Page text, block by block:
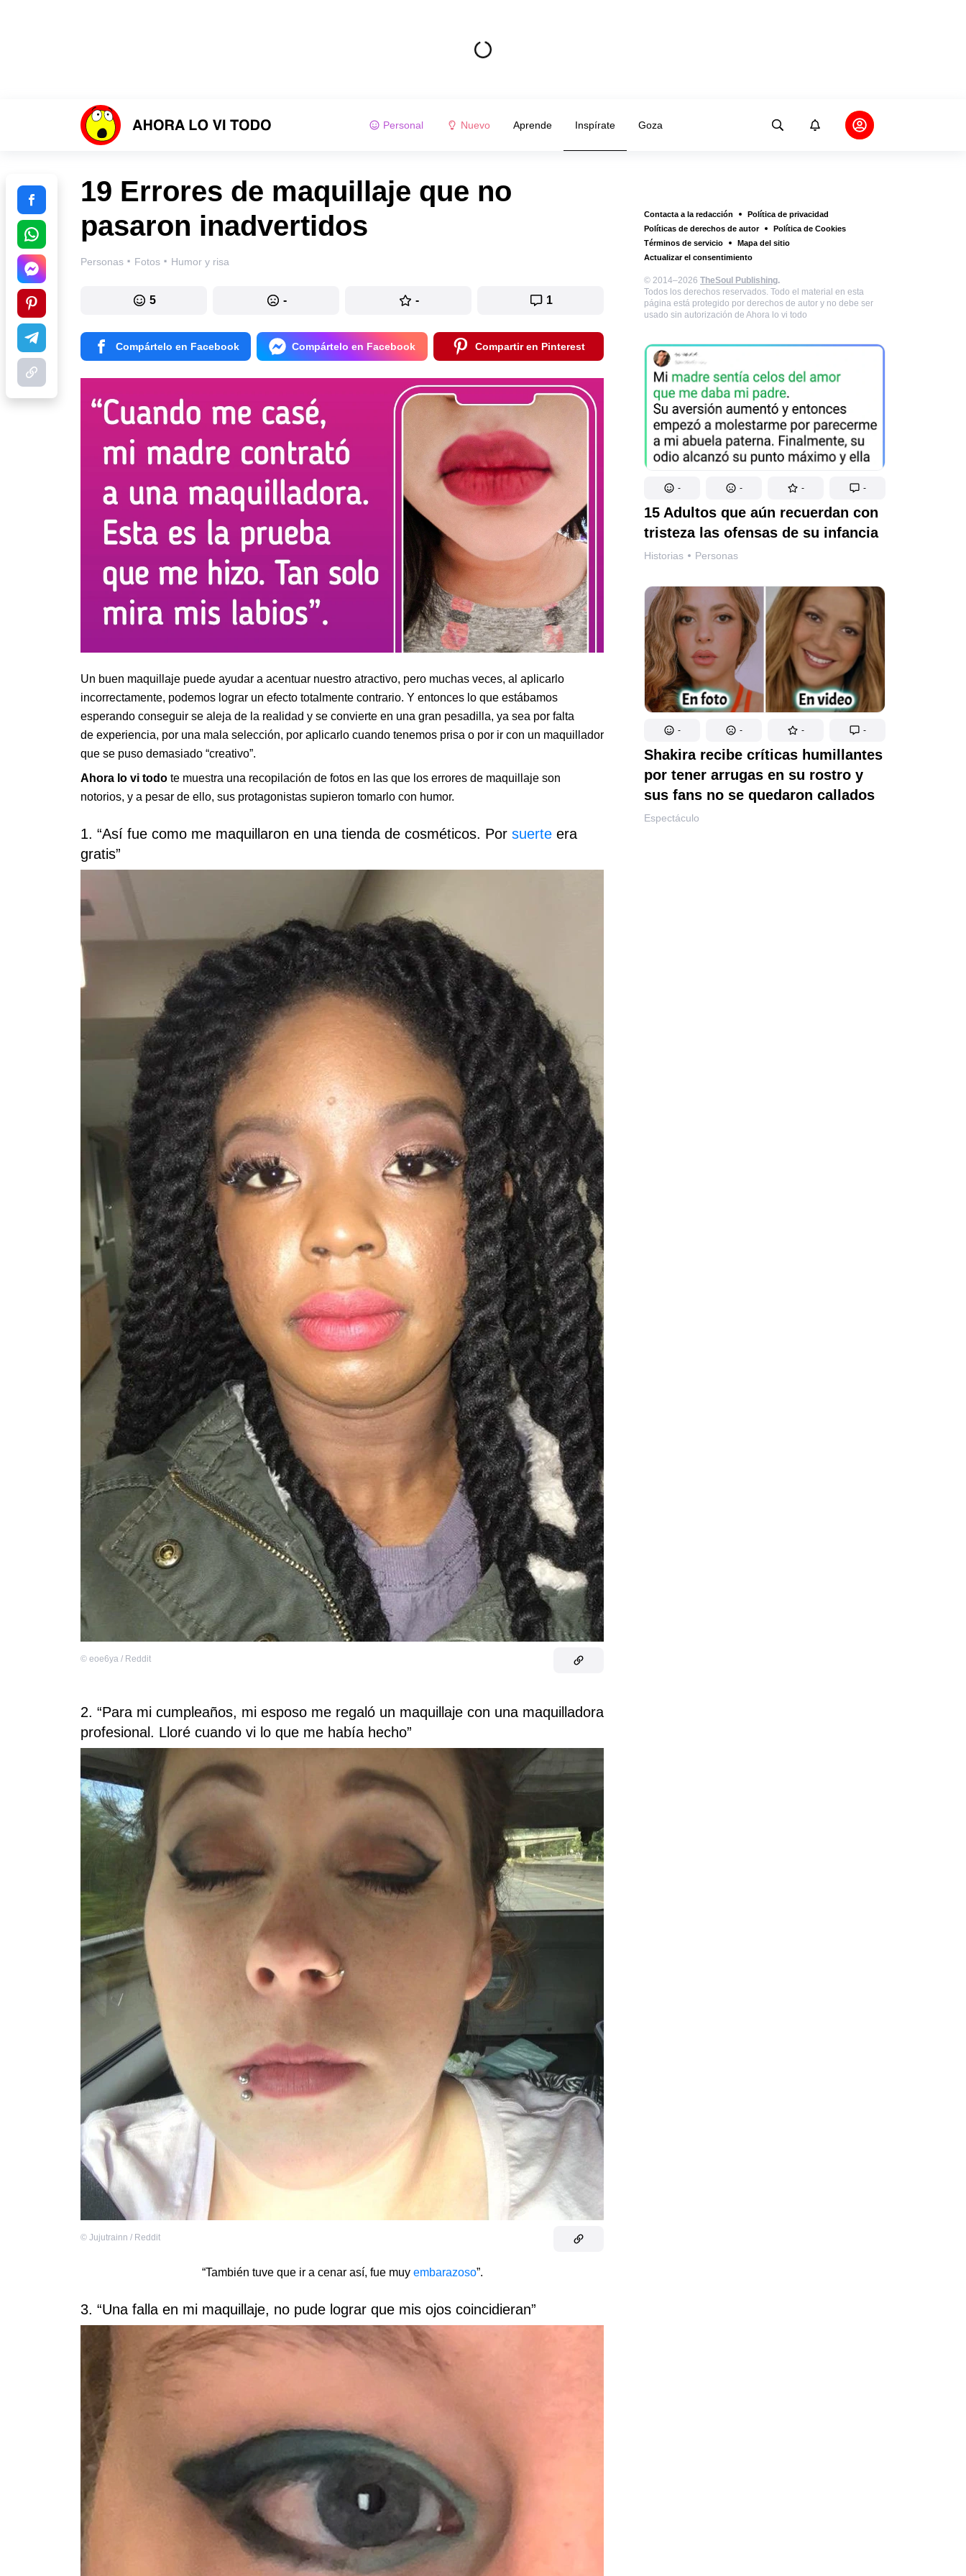
Personal Nuevo Aprende Inspírate Goza
Contacta a la redacción
Política de privacidad
Políticas de derechos de autor
Política de Cookies
Términos de servicio
Mapa del sitio
Actualizar el consentimiento
© 2014–2026 TheSoul Publishing.
Todos los derechos reservados. Todo el material en esta
página está protegido por derechos de autor y no debe ser
usado sin autorización de Ahora lo vi todo
- - - -
15 Adultos que aún recuerdan con
tristeza las ofensas de su infancia
Historias Personas
- - - -
Shakira recibe críticas humillantes
por tener arrugas en su rostro y
sus fans no se quedaron callados
Espectáculo
19 Errores de maquillaje que no
pasaron inadvertidos
Personas · Fotos · Humor y risa
5 - - 1
Compártelo en Facebook Compártelo en Facebook Compartir en Pinterest
Un buen maquillaje puede ayudar a acentuar nuestro atractivo, pero muchas veces, al aplicarlo
incorrectamente, podemos lograr un efecto totalmente contrario. Y entonces lo que estábamos
esperando conseguir se aleja de la realidad y se convierte en una gran pesadilla, ya sea por falta
de experiencia, por una mala selección, por aplicarlo cuando tenemos prisa o por ir con un maquillador
que se puso demasiado “creativo”.
Ahora lo vi todo te muestra una recopilación de fotos en las que los errores de maquillaje son
notorios, y a pesar de ello, sus protagonistas supieron tomarlo con humor.
1. “Así fue como me maquillaron en una tienda de cosméticos. Por suerte era
gratis”
© eoe6ya / Reddit
2. “Para mi cumpleaños, mi esposo me regaló un maquillaje con una maquilladora
profesional. Lloré cuando vi lo que me había hecho”
© Jujutrainn / Reddit
“También tuve que ir a cenar así, fue muy embarazoso”.
3. “Una falla en mi maquillaje, no pude lograr que mis ojos coincidieran”